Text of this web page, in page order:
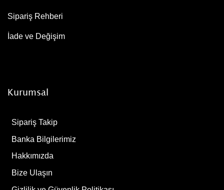
Sipariş Rehberi
İade ve Değişim
Kurumsal
Sipariş Takip
Banka Bilgilerimiz
Hakkımızda
Bize Ulaşın